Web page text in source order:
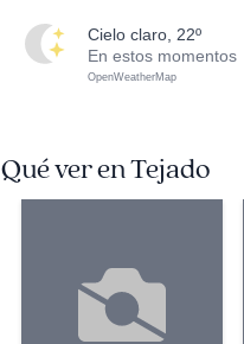
cielo claro, 22º
En estos momentos
OpenWeatherMap
Qué ver en Tejado